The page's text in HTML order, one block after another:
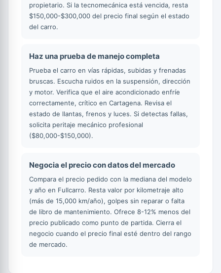
propietario. Si la tecnomecánica está vencida, resta
$150,000-$300,000 del precio final según el estado
del carro.
Haz una prueba de manejo completa
Prueba el carro en vías rápidas, subidas y frenadas
bruscas. Escucha ruidos en la suspensión, dirección
y motor. Verifica que el aire acondicionado enfríe
correctamente, crítico en Cartagena. Revisa el
estado de llantas, frenos y luces. Si detectas fallas,
solicita peritaje mecánico profesional
($80,000-$150,000).
Negocia el precio con datos del mercado
Compara el precio pedido con la mediana del modelo
y año en Fullcarro. Resta valor por kilometraje alto
(más de 15,000 km/año), golpes sin reparar o falta
de libro de mantenimiento. Ofrece 8-12% menos del
precio publicado como punto de partida. Cierra el
negocio cuando el precio final esté dentro del rango
de mercado.